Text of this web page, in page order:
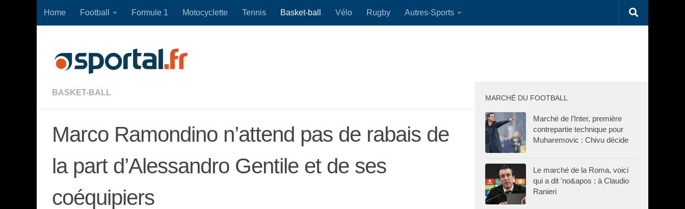
Skip to content
Home Football Formule 1 Motocyclette Tennis Basket-ball Vélo Rugby Autres-Sports
BASKET-BALL
Marco Ramondino n’attend pas de rabais de
la part d’Alessandro Gentile et de ses
coéquipiers
MARCHÉ DU FOOTBALL
Marché de l’Inter, première
contrepartie technique pour
Muharemovic : Chivu décide
Le marché de la Roma, voici
qui a dit 'no&apos ; à Claudio
Ranieri